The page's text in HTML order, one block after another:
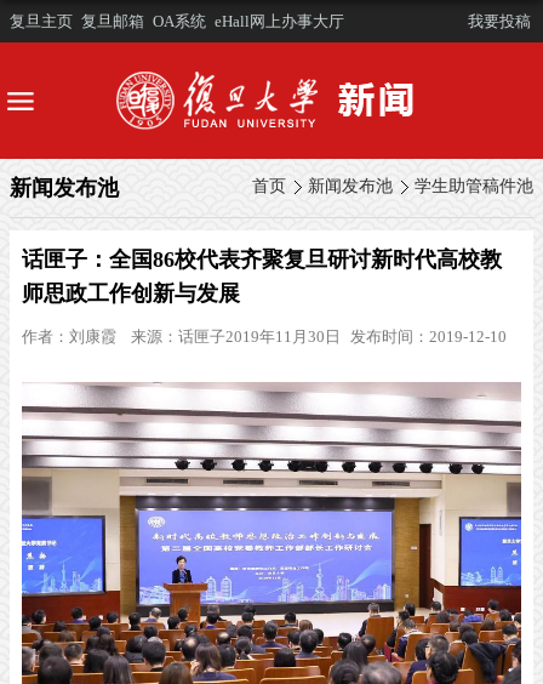
复旦主页 复旦邮箱 OA系统 eHall网上办事大厅 我要投稿
首页 新闻发布池 学生助管稿件池
新闻发布池
话匣子：全国86校代表齐聚复旦研讨新时代高校教
师思政工作创新与发展
作者： 刘康霞 来源： 话匣子2019年11月30日 发布时间：2019-12-10